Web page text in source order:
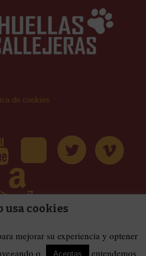
de cookies
Callejeras © 2019 | Todos los derechos
usa cookies
mejorar su experiencia y optener
o
Aceptas entendemos